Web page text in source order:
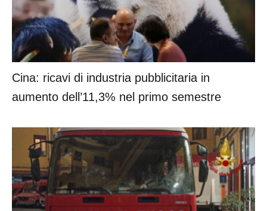
Cina: ricavi di industria pubblicitaria in
aumento dell’11,3% nel primo semestre